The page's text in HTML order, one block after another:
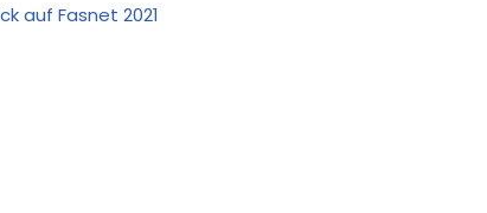
auf Fasnet 2021